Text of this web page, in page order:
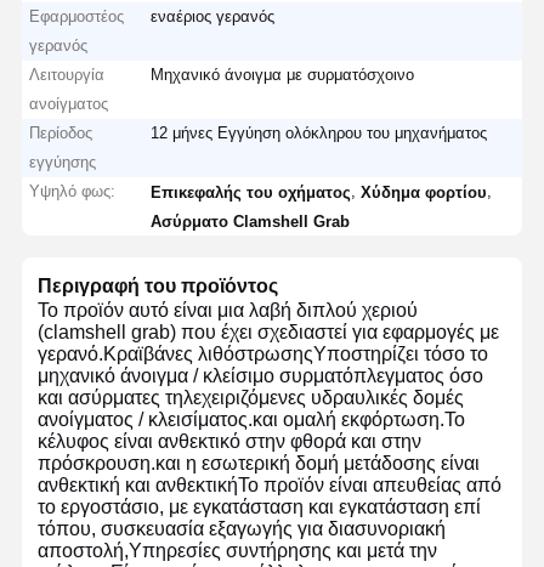
Εφαρμοστέος
γερανός
εναέριος γερανός
Λειτουργία
ανοίγματος
Μηχανικό άνοιγμα με συρματόσχοινο
Περίοδος
εγγύησης
12 μήνες Εγγύηση ολόκληρου του μηχανήματος
Υψηλό φως: Επικεφαλής του οχήματος ,Χύδημα φορτίου
Ασύρματο Clamshell Grab
Περιγραφή του προϊόντος
Το προϊόν αυτό είναι μια λαβή διπλού χεριού
(clamshell grab) που έχει σχεδιαστεί για εφαρμογές με
γερανό.Κραϊβάνες λιθόστρωσηςΥποστηρίζει τόσο το
μηχανικό άνοιγμα / κλείσιμο συρματόπλεγματος όσο
και ασύρματες τηλεχειριζόμενες υδραυλικές δομές
ανοίγματος / κλεισίματος.και ομαλή εκφόρτωση.Το
κέλυφος είναι ανθεκτικό στην φθορά και στην
πρόσκρουση.και η εσωτερική δομή μετάδοσης είναι
ανθεκτική και ανθεκτικήΤο προϊόν είναι απευθείας από
το εργοστάσιο, με εγκατάσταση και εγκατάσταση επί
τόπου, συσκευασία εξαγωγής για διασυνοριακή
αποστολή,Υπηρεσίες συντήρησης και μετά την